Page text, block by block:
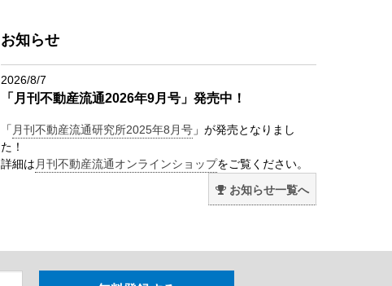
お知らせ
2026/8/7
「月刊不動産流通2026年9月号」発売中！
「 月刊不動産流通研究所2025年8月号 」が発売となりまし
た！
詳細は 月刊不動産流通オンラインショップをご覧ください。
お知らせ一覧へ